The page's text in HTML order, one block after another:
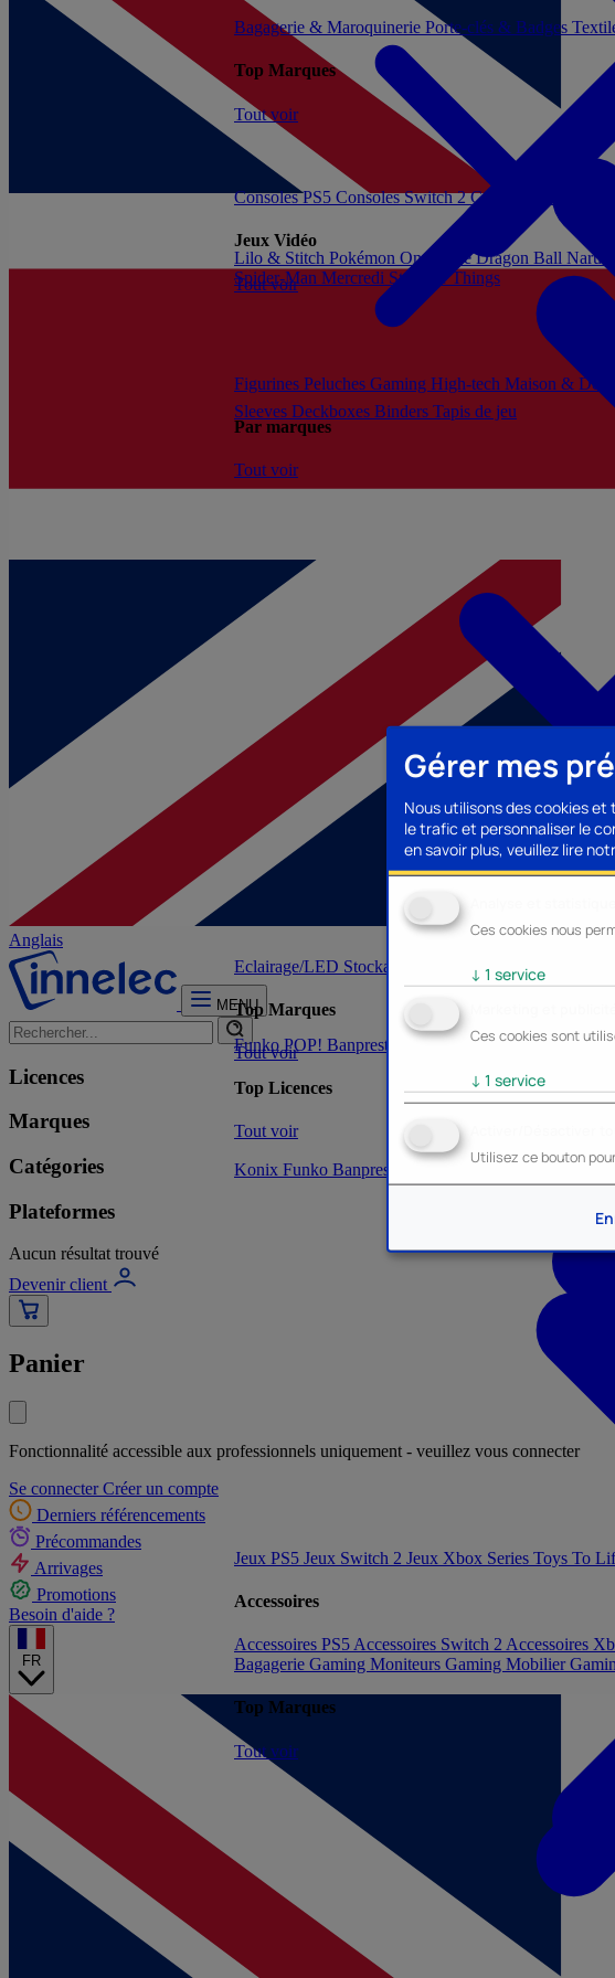
Gérer mes
Nous utilisons des cookies
le trafic et personnaliser le
en savoir plus, veuillez lire
Ces cookies nous
↓ 1 service
Ces cookies sont
↓ 1 service
Utilisez ce bouton
Anglais
MENU
Licences
Marques
Catégories
Plateformes
Aucun résultat trouvé
Devenir client
Panier
Fonctionnalité accessible aux professionnels uniquement - veuillez vous connecter
Se connecter Créer un compte
Derniers référencements
Précommandes
Arrivages
Promotions
Besoin d'aide ?
FR
Figurines Peluches Gaming High-tech Maison &
Par marques
Tout voir
Konix Funko Banpresto NOUVEAU - Heroes
Consoles PS5 Consoles Switch 2Consoles Xbox
Jeux Vidéo
Tout voir
Jeux PS5 Jeux Switch 2 Jeux Xbox Series Toys To
Accessoires
Accessoires PS5 Accessoires Switch 2 Accessoires
Bagagerie Gaming Moniteurs Gaming Mobilier
Top Marques
Tout voir
Bagagerie & Maroquinerie Porte-clés & Badges
Top Marques
Tout voir
Funko POP! Banpresto Plastoy StorLyoEnesco
Top Licences
Tout voir
Sleeves Deckboxes Binders Tapis de jeu
Eclairage/LED Stockage/Mémoire Accessoires PC
Top Marques
Tout voir
Lilo & Stitch Pokémon One PieceDragon Ball Naruto
Spider-Man Mercredi Stranger Things